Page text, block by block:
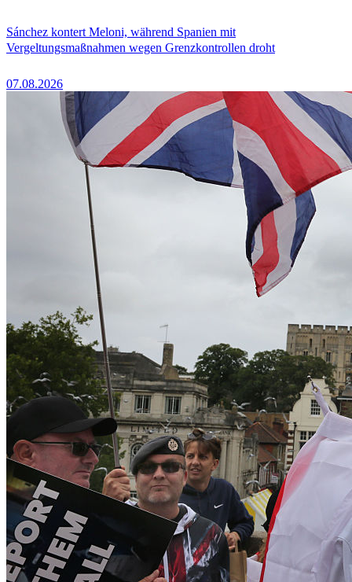
Sánchez kontert Meloni, während Spanien mit
Vergeltungsmaßnahmen wegen Grenzkontrollen droht
07.08.2026